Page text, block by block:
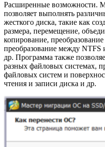
Расширенные возможности.
позволяет выполнять
жесткого диска, такие как
размера, перемещение,
копирование,
преобразование между
др. Программа также
разных файловых системах,
файловых систем и
чтения и записи диска и др.